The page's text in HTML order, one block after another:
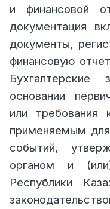
и финансовой
документация
документы,
финансовую
Бухгалтерские
основании
или требования
применяемым
событий,
органом и
Республики